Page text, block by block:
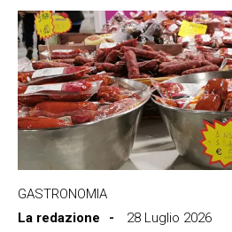
GASTRONOMIA
La redazione
28 Luglio 2026